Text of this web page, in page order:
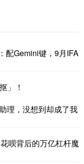
配Gemini键，9月IFA
」！
理，没想到却成了我
呗背后的万亿杠杆魔